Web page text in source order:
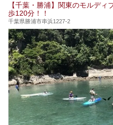
【千葉・勝浦】関東のモルデ
歩120分！！
千葉県勝浦市串浜1227-2